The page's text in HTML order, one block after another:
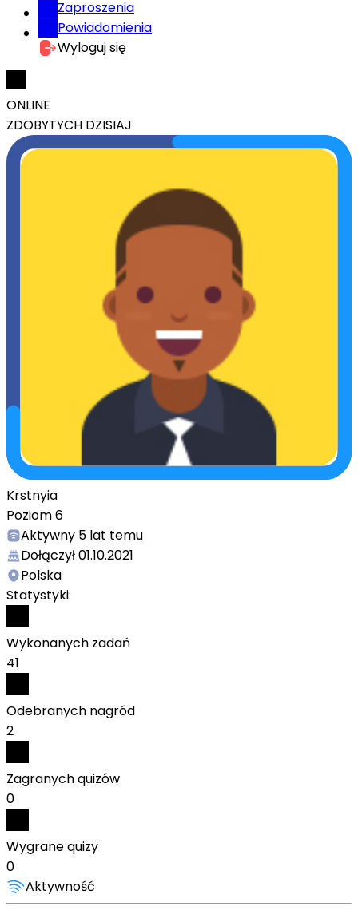
Zaproszenia
Powiadomienia
Wyloguj się
ONLINE
ZDOBYTYCH DZISIAJ
Krstnyia
Poziom6
Aktywny 5 lat temu
Dołączył01.10.2021
Polska
Statystyki:
Wykonanych zadań
41
Odebranych nagród
2
Zagranych quizów
0
Wygrane quizy
0
Aktywność